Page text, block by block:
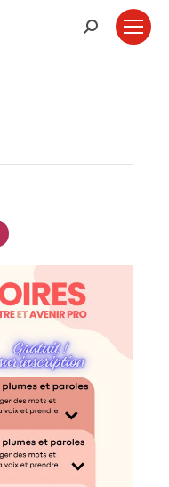
Zoeken: